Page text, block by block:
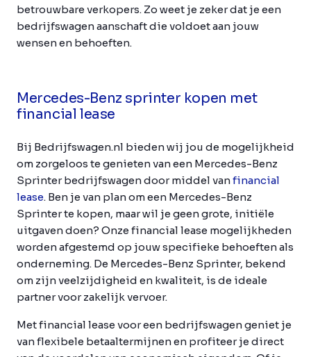
betrouwbare verkopers. Zo weet je zeker dat je een
bedrijfswagen aanschaft die voldoet aan jouw
wensen en behoeften.
Mercedes-Benz sprinter kopen met
financial lease
Bij Bedrijfswagen.nl bieden wij jou de mogelijkheid
om zorgeloos te genieten van een Mercedes-Benz
Sprinter bedrijfswagen door middel vanfinancial
lease. Ben je van plan om een Mercedes-Benz
Sprinter te kopen, maar wil je geen grote, initiële
uitgaven doen? Onze financial lease mogelijkheden
worden afgestemd op jouw specifieke behoeften als
onderneming. De Mercedes-Benz Sprinter, bekend
om zijn veelzijdigheid en kwaliteit, is de ideale
partner voor zakelijk vervoer.
Met financial lease voor een bedrijfswagen geniet je
van flexibele betaaltermijnen en profiteer je direct